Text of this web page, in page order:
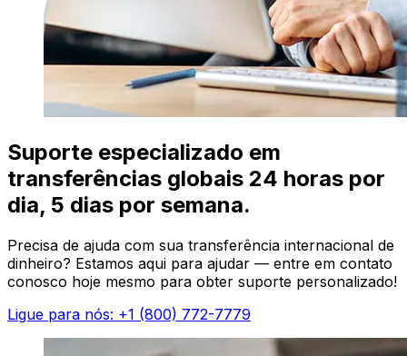
Suporte especializado em
transferências globais 24 horas por
dia, 5 dias por semana.
Precisa de ajuda com sua transferência internacional de
dinheiro? Estamos aqui para ajudar — entre em contato
conosco hoje mesmo para obter suporte personalizado!
Ligue para nós: +1 (800) 772-7779